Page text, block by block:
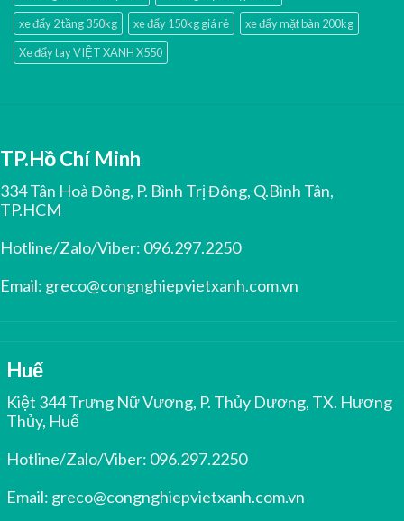
xe đẩy 2 tầng 350kg
xe đẩy 150kg giá rẻ
xe đẩy mặt bàn 200kg
Xe đẩy tay VIỆT XANH X550
TP.Hồ Chí Minh
334 Tân Hoà Đông, P. Bình Trị Đông, Q.Bình Tân,
TP.HCM
Hotline/Zalo/Viber: 096.297.2250
Email: greco@congnghiepvietxanh.com.vn
Huế
Kiệt 344 Trưng Nữ Vương, P. Thủy Dương, TX. Hương
Thủy, Huế
Hotline/Zalo/Viber: 096.297.2250
Email: greco@congnghiepvietxanh.com.vn